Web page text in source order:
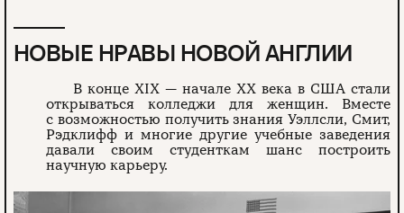
НОВЫЕ НРАВЫ НОВОЙ АНГЛИИ
В конце XIX — начале XX века в США стали
открываться колледжи для женщин. Вместе
с возможностью получить знания Уэллсли, Смит,
Рэдклифф и многие другие учебные заведения
давали своим студенткам шанс построить
научную карьеру.